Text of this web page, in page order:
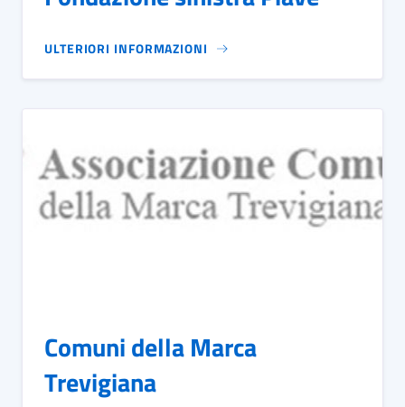
ULTERIORI INFORMAZIONI
Comuni della Marca
Trevigiana